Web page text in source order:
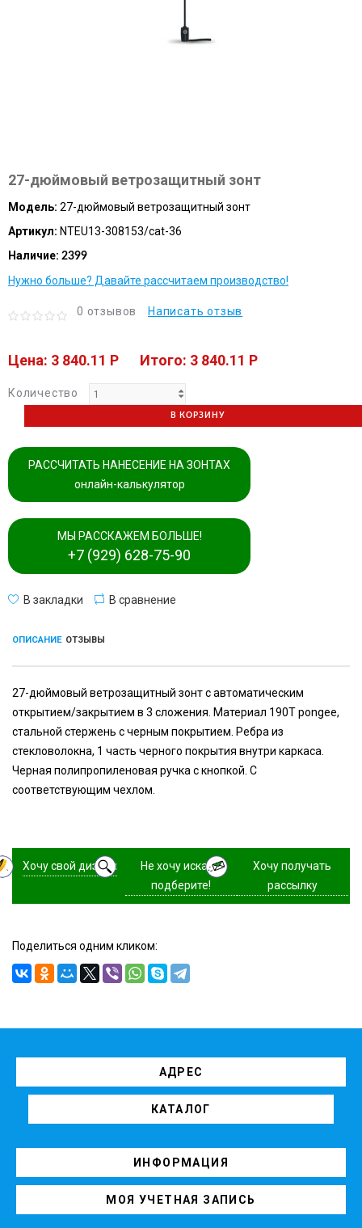
27-дюймовый ветрозащитный зонт
Модель: 27-дюймовый ветрозащитный зонт
Артикул: NTEU13-308153/cat-36
Наличие: 2399
Нужно больше? Давайте рассчитаем производство!
0 отзывов Написать отзыв
Цена: 3 840.11 P Итого: 3 840.11 P
Количество
В КОРЗИНУ
РАССЧИТАТЬ НАНЕСЕНИЕ НА ЗОНТАХ
онлайн-калькулятор
МЫ РАССКАЖЕМ БОЛЬШЕ!
+7 (929) 628-75-90
В закладки В сравнение
ОПИСАНИЕ ОТЗЫВЫ
27-дюймовый ветрозащитный зонт с автоматическим
открытием/закрытием в 3 сложения. Материал 190T pongee,
стальной стержень с черным покрытием. Ребра из
стекловолокна, 1 часть черного покрытия внутри каркаса.
Черная полипропиленовая ручка с кнопкой. С
соответствующим чехлом.
Хочу свой дизайн
Не хочу искать,
подберите!
Хочу получать
рассылку
Поделиться одним кликом:
АДРЕС
КАТАЛОГ
ИНФОРМАЦИЯ
МОЯ УЧЕТНАЯ ЗАПИСЬ